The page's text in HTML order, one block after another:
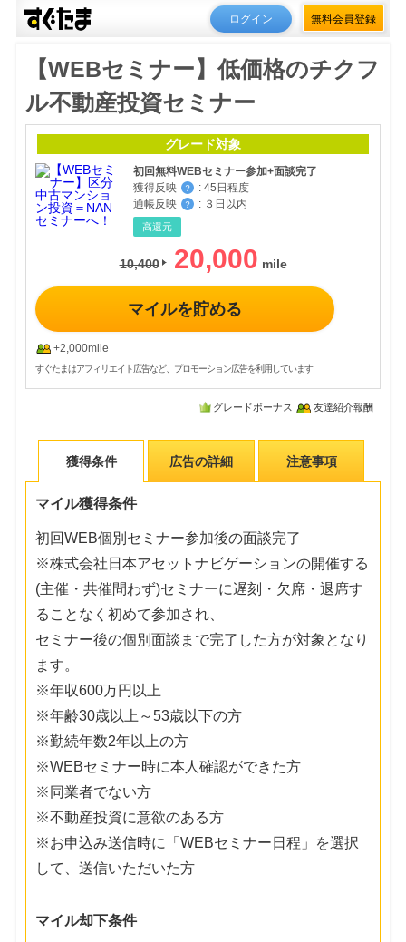
ログイン 無料会員登録
【WEBセミナー】低価格のチクフ
ル不動産投資セミナー
グレード対象
初回無料WEBセミナー参加+面談完了
獲得反映
？ : 45日程度
通帳反映
？ : ３日以内
高還元
10,400 20,000
マイルを貯める
+2,000mile
すぐたまはアフィリエイト広告など、プロモーション広告を利用しています
グレードボーナス 友達紹介報酬
獲得条件 広告の詳細 注意事項
マイル獲得条件
初回WEB個別セミナー参加後の面談完了
※株式会社日本アセットナビゲーションの開催する
(主催・共催問わず)セミナーに遅刻・欠席・退席す
ることなく初めて参加され、
セミナー後の個別面談まで完了した方が対象となり
ます。
※年収600万円以上
※年齢30歳以上～53歳以下の方
※勤続年数2年以上の方
※WEBセミナー時に本人確認ができた方
※同業者でない方
※不動産投資に意欲のある方
※お申込み送信時に「WEBセミナー日程」を選択
して、送信いただいた方
マイル却下条件